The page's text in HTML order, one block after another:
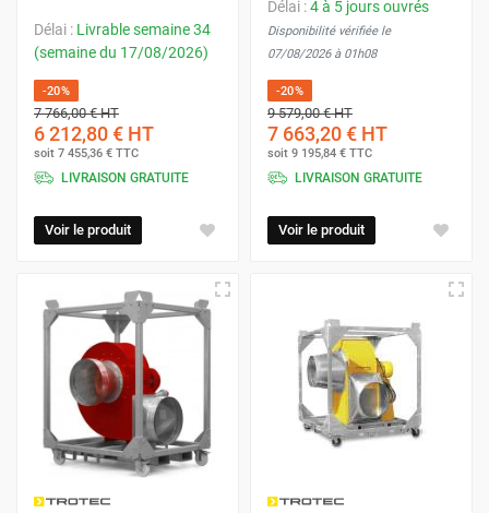
Délai : Livrable semaine 34
(semaine du 17/08/2026)
-20%
7 766,00 €HT
6 212,80 € HT
soit 7 455,36 € TTC
LIVRAISON GRATUITE
Voir le produit
Délai :4 à 5 jours ouvrés
Disponibilité vérifiée le
07/08/2026 à 01h08
-20%
9 579,00 €HT
7 663,20 € HT
soit 9 195,84 € TTC
LIVRAISON GRATUITE
Voir le produit